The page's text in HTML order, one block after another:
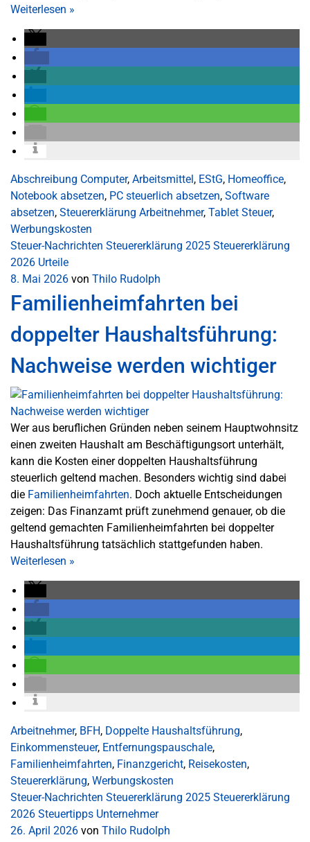
Weiterlesen »
Abschreibung Computer, Arbeitsmittel, EStG, Homeoffice,
Notebook absetzen, PC steuerlich absetzen, Software
absetzen, Steuererklärung Arbeitnehmer, Tablet Steuer,
Werbungskosten
Steuer-Nachrichten Steuererklärung 2025 Steuererklärung
2026 Urteile
8. Mai 2026 von Thilo Rudolph
Familienheimfahrten bei
doppelter Haushaltsführung:
Nachweise werden wichtiger
Wer aus beruflichen Gründen neben seinem Hauptwohnsitz
einen zweiten Haushalt am Beschäftigungsort unterhält,
kann die Kosten einer doppelten Haushaltsführung
steuerlich geltend machen. Besonders wichtig sind dabei
die Familienheimfahrten. Doch aktuelle Entscheidungen
zeigen: Das Finanzamt prüft zunehmend genauer, ob die
geltend gemachten Familienheimfahrten bei doppelter
Haushaltsführung tatsächlich stattgefunden haben.
Weiterlesen »
Arbeitnehmer, BFH, Doppelte Haushaltsführung,
Einkommensteuer, Entfernungspauschale,
Familienheimfahrten, Finanzgericht, Reisekosten,
Steuererklärung, Werbungskosten
Steuer-Nachrichten Steuererklärung 2025 Steuererklärung
2026 Steuertipps Unternehmer
26. April 2026 von Thilo Rudolph